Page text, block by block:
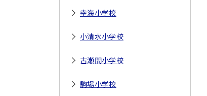
幸海小学校
小清水小学校
古瀬間小学校
駒場小学校